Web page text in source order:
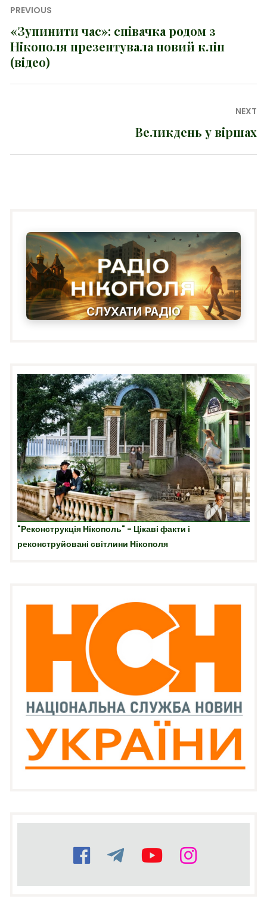
Навігація
записів
PREVIOUS
Previous
post:
«Зупинити час»: співачка родом з
Нікополя презентувала новий кліп
(відео)
NEXT
Великдень у віршах
СЛУХАТИ РАДІО
"Реконструкція Нікополь" - Цікаві факти і
реконструйовані світлини Нікополя